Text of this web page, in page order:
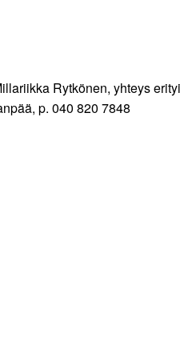
Rytkönen, yhteys
p. 040 820 7848